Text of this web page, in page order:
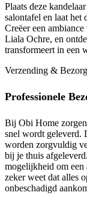
Plaats deze
salontafel en laat het
Creëer een
Liala Ochre, en
transformeert in een
Verzending &
Professionele
Bij Obi Home
snel wordt geleverd.
worden zorgvuldig
bij je thuis
mogelijkheid om een
zeker weet dat alles
onbeschadigd